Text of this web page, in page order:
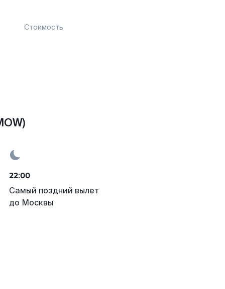
Стоимость
22:00
Самый поздний вылет
до Москвы